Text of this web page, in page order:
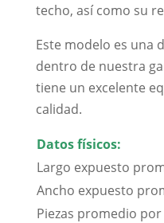
techo, así como su
Este modelo es una
dentro de nuestra
tiene un excelente
calidad.
Datos físicos:
Largo expuesto
Ancho expuesto
Piezas promedio